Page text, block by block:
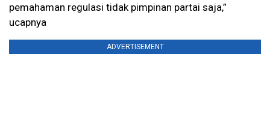
pemahaman regulasi tidak pimpinan partai saja,”
ucapnya
ADVERTISEMENT